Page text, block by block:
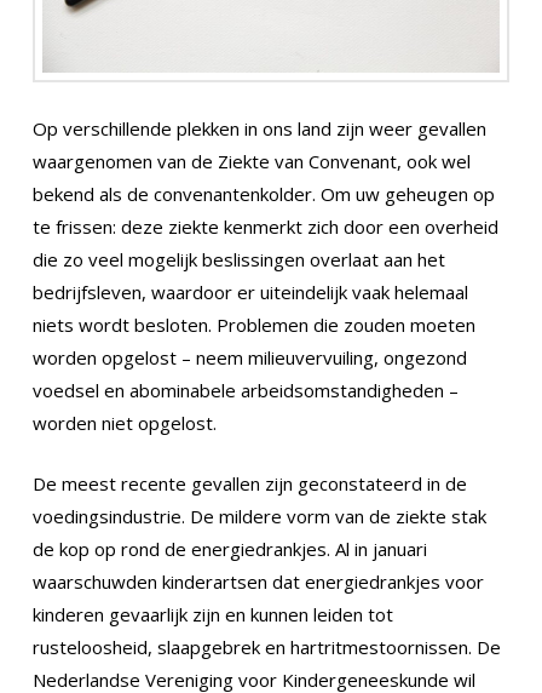
Op verschillende plekken in ons land zijn weer gevallen
waargenomen van de Ziekte van Convenant, ook wel
bekend als de convenantenkolder. Om uw geheugen op
te frissen: deze ziekte kenmerkt zich door een overheid
die zo veel mogelijk beslissingen overlaat aan het
bedrijfsleven, waardoor er uiteindelijk vaak helemaal
niets wordt besloten. Problemen die zouden moeten
worden opgelost – neem milieuvervuiling, ongezond
voedsel en abominabele arbeidsomstandigheden –
worden niet opgelost.
De meest recente gevallen zijn geconstateerd in de
voedingsindustrie. De mildere vorm van de ziekte stak
de kop op rond de energiedrankjes. Al in januari
waarschuwden kinderartsen dat energiedrankjes voor
kinderen gevaarlijk zijn en kunnen leiden tot
rusteloosheid, slaapgebrek en hartritmestoornissen. De
Nederlandse Vereniging voor Kindergeneeskunde wil